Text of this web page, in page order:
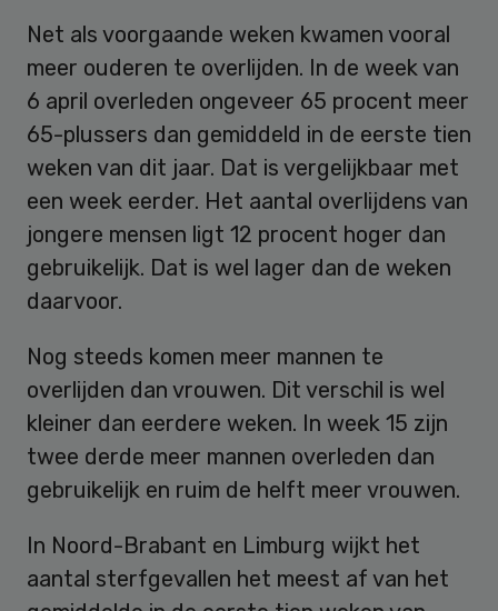
Net als voorgaande weken kwamen vooral
meer ouderen te overlijden. In de week van
6 april overleden ongeveer 65 procent meer
65-plussers dan gemiddeld in de eerste tien
weken van dit jaar. Dat is vergelijkbaar met
een week eerder. Het aantal overlijdens van
jongere mensen ligt 12 procent hoger dan
gebruikelijk. Dat is wel lager dan de weken
daarvoor.
Nog steeds komen meer mannen te
overlijden dan vrouwen. Dit verschil is wel
kleiner dan eerdere weken. In week 15 zijn
twee derde meer mannen overleden dan
gebruikelijk en ruim de helft meer vrouwen.
In Noord-Brabant en Limburg wijkt het
aantal sterfgevallen het meest af van het